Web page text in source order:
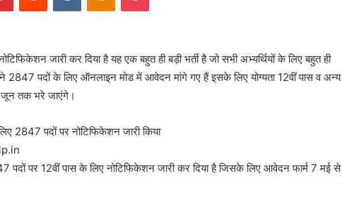
जारी कर दिया है यह एक बहुत ही बड़ी भर्ती है जो सभी अभ्यर्थियों के लिए बहुत ही
ने 2847 पदों के लिए ऑनलाइन मोड में आवेदन मांगे गए हैं इसके लिए योग्यता 12वीं पास व अन्य
तक भरे जाएंगे।
2847 पदों पर नोटिफिकेशन जारी किया
पदों पर 12वीं पास के लिए नोटिफिकेशन जारी कर दिया है जिसके लिए आवेदन फार्म 7 मई